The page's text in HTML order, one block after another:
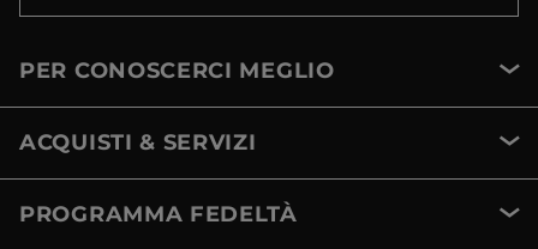
PER CONOSCERCI MEGLIO
ACQUISTI & SERVIZI
PROGRAMMA FEDELTÀ